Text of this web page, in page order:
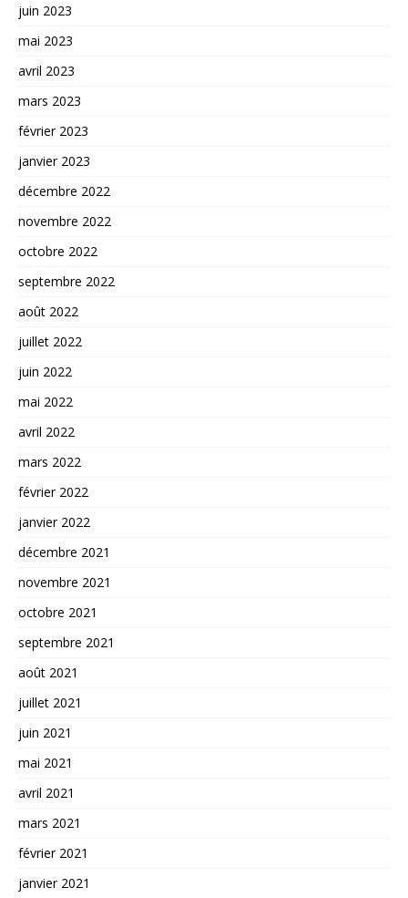
juin 2023
mai 2023
avril 2023
mars 2023
février 2023
janvier 2023
décembre 2022
novembre 2022
octobre 2022
septembre 2022
août 2022
juillet 2022
juin 2022
mai 2022
avril 2022
mars 2022
février 2022
janvier 2022
décembre 2021
novembre 2021
octobre 2021
septembre 2021
août 2021
juillet 2021
juin 2021
mai 2021
avril 2021
mars 2021
février 2021
janvier 2021